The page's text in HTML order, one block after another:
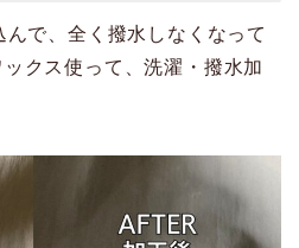
で、全く撥水しなくなって
クス使って、洗濯・撥水加